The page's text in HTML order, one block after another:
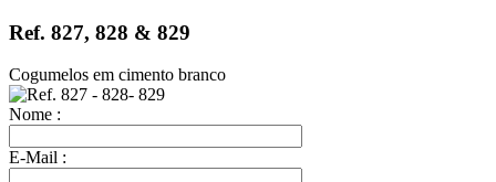
Ref. 827, 828 & 829
Cogumelos em cimento branco
Nome :
E-Mail :